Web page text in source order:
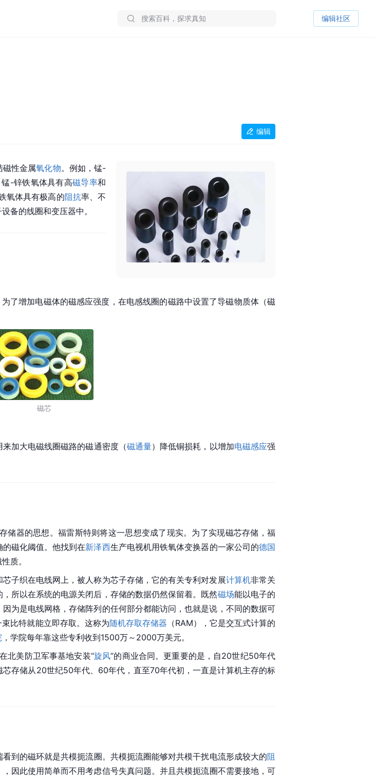
编辑社区
编辑
磁性金属氧化物。例如，锰-
-锌铁氧体具有高磁导率和
氧体具有极高的阻抗率、不
备的线圈和变压器中。
了增加电磁体的磁感应强度，在电感线圈的磁路中设置了导磁物质体（磁
磁芯
来加大电磁线圈磁路的磁通密度（磁通量）降低铜损耗，以增加电磁感应强
储器的思想。福雷斯特则将这一思想变成了现实。为了实现磁芯存储，福
磁化阈值。他找到在新泽西生产电视机用铁氧体变换器的一家公司的德国
质。
子织在电线网上，被人称为芯子存储，它的有关专利对发展计算机非常关
所以在系统的电源关闭后，存储的数据仍然保留着。既然磁场能以电子的
为是电线网格，存储阵列的任何部分都能访问，也就是说，不同的数据可
比特就能立即存取。这称为随机存取存储器 （RAM），它是交互式计算的
，学院每年靠这些专利收到1500万～2000万美元。
北美防卫军事基地安装“旋风”的商业合同。更重要的是，自20世纪50年代
芯存储从20世纪50年代、60年代，直至70年代初，一直是计算机主存的标
看到的磁环就是共模扼流圈。共模扼流圈能够对共模干扰电流形成较大的阻
因此使用简单而不用考虑信号失真问题。并且共模扼流圈不需要接地，可